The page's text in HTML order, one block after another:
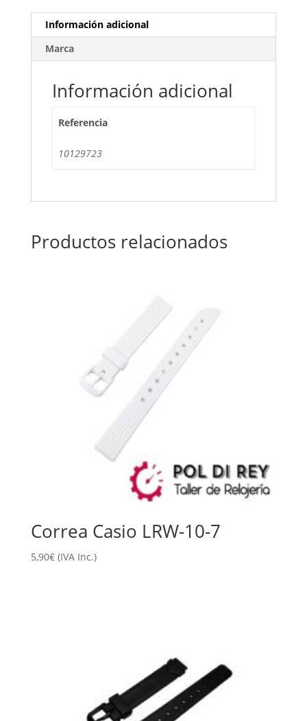
Información adicional
Marca
Información adicional
Referencia
10129723
Productos relacionados
Correa Casio LRW-10-7
5,90€ (IVA Inc.)